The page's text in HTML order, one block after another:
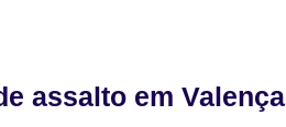
assalto em Valença